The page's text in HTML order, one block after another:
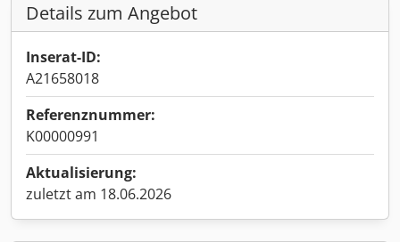
Details zum Angebot
Inserat-ID:
A21658018
Referenznummer:
K00000991
Aktualisierung:
zuletzt am 18.06.2026